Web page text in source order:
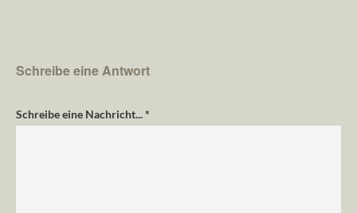
Schreibe eine Antwort
Schreibe eine Nachricht...*